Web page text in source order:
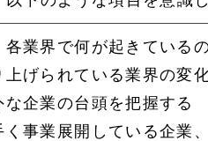
各業界で何が起きている
上げられている業界の変
な企業の台頭を把握する
く事業展開している企業